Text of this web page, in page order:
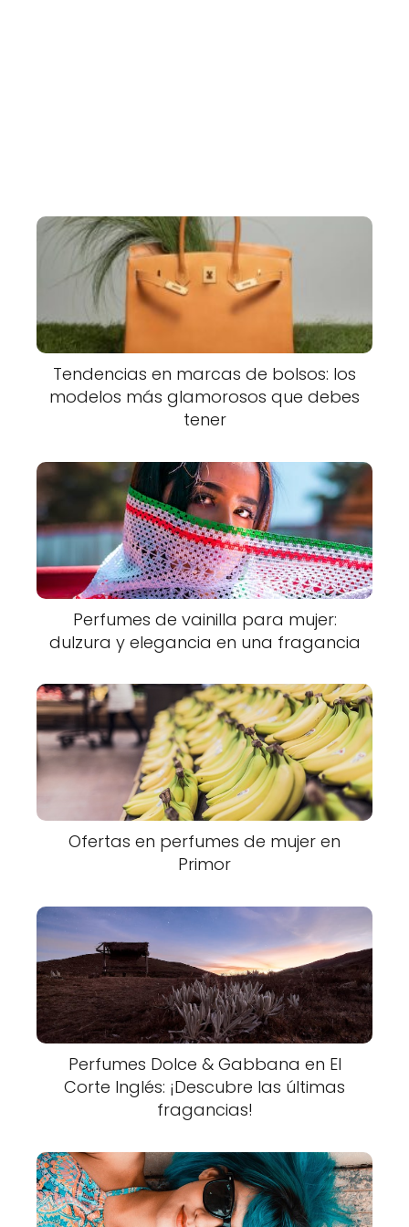
Tendencias en marcas de bolsos: los
modelos más glamorosos que debes
tener
Perfumes de vainilla para mujer:
dulzura y elegancia en una fragancia
Ofertas en perfumes de mujer en
Primor
Perfumes Dolce & Gabbana en El
Corte Inglés: ¡Descubre las últimas
fragancias!